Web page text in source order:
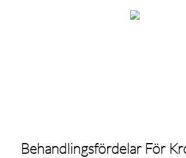
Behandlingsfördelar För